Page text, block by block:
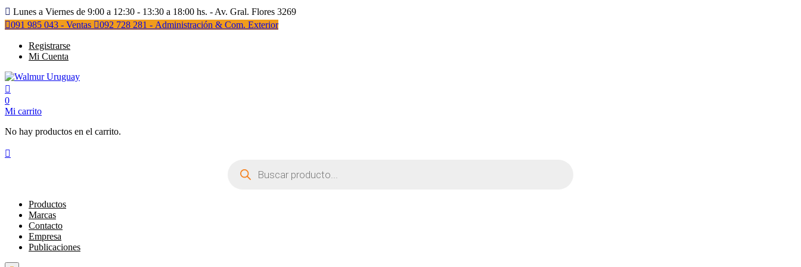
Lunes a Viernes de 9:00 a 12:30 - 13:30 a 18:00 hs. - Av. Gral. Flores 3269
091 985 043 - Ventas
092 728 281 - Administración & Com. Exterior
Registrarse
Mi Cuenta
0
Mi carrito
No hay productos en el carrito.
productos
Productos
Marcas
Contacto
Empresa
Publicaciones